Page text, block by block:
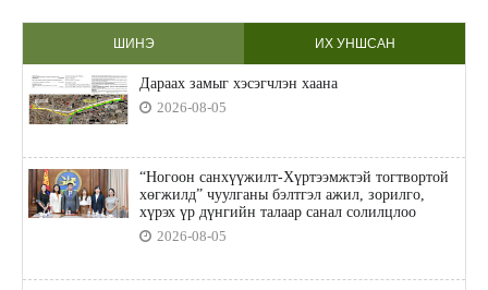
ШИНЭ ИХ УНШСАН
Дараах замыг хэсэгчлэн хаана
2026-08-05
“Ногоон санхүүжилт-Хүртээмжтэй тогтвортой
хөгжилд” чуулганы бэлтгэл ажил, зорилго,
хүрэх үр дүнгийн талаар санал солилцлоо
2026-08-05